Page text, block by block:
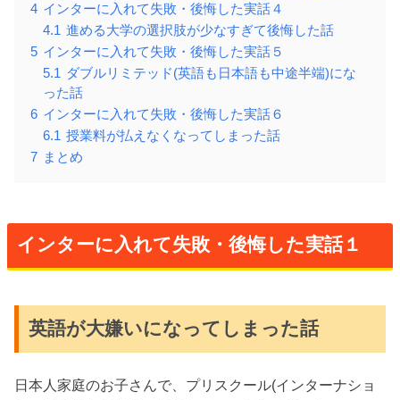
4 インターに入れて失敗・後悔した実話４
4.1 進める大学の選択肢が少なすぎて後悔した話
5 インターに入れて失敗・後悔した実話５
5.1 ダブルリミテッド(英語も日本語も中途半端)にな
った話
6 インターに入れて失敗・後悔した実話６
6.1 授業料が払えなくなってしまった話
7 まとめ
インターに入れて失敗・後悔した実話１
英語が大嫌いになってしまった話
日本人家庭のお子さんで、プリスクール(インターナショ